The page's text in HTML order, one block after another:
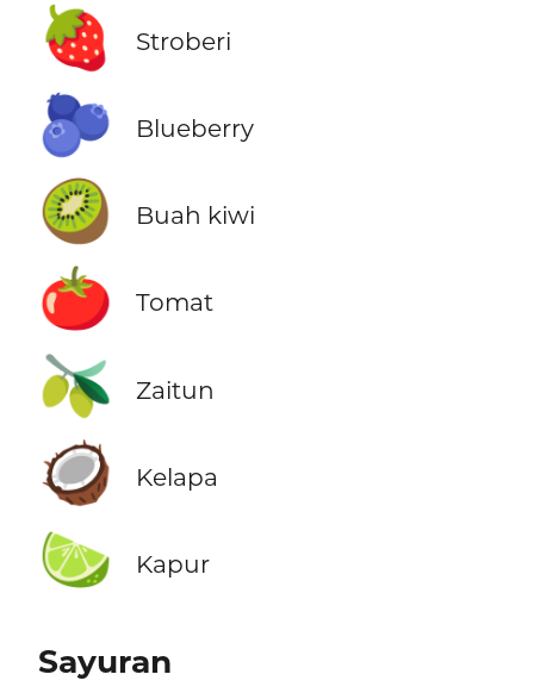
🍓 Stroberi
🫐 Blueberry
🥝 Buah kiwi
🍅 Tomat
🫒 Zaitun
🥥 Kelapa
🍋‍🟩 Kapur
Sayuran